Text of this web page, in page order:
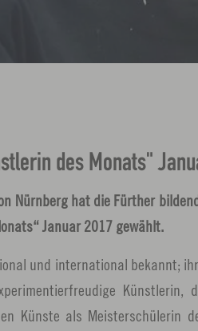
des Monats"
Nürnberg hat die Fürther
Januar 2017 gewählt.
und international bekannt;
Künstlerin,
Künste als Meisterschülerin